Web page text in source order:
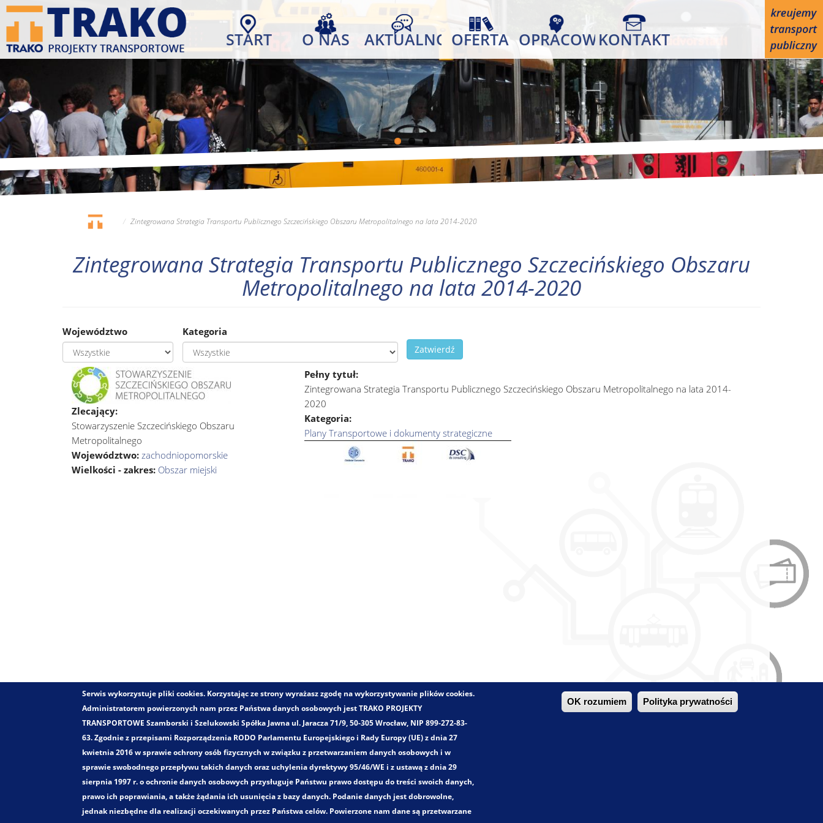
Przejdź
START O NAS AKTUALNOŚCIOFERTA OPRACOWANIAKONTAKT
Zintegrowana Strategia Transportu Publicznego Szczecińskiego Obszaru Metropolitalnego na lata 2014-2020
Zintegrowana Strategia Transportu Publicznego Szczecińskiego Obszaru
Metropolitalnego na lata 2014-2020
Województwo Kategoria
Zatwierdź
Zlecający:
Stowarzyszenie Szczecińskiego Obszaru
Metropolitalnego
Województwo: zachodniopomorskie
Wielkości - zakres: Obszar miejski
Pełny tytuł:
Zintegrowana Strategia Transportu Publicznego Szczecińskiego Obszaru Metropolitalnego na lata 2014-
2020
Kategoria:
Plany Transportowe i dokumenty strategiczne
Zakres opracowania:
Koncepcje rozwoju systemu transportowego w tym z planowaniem sieci transportowej
Doradztwo strategiczne
Serwis wykorzystuje pliki cookies. Korzystając ze strony wyrażasz zgodę na wykorzystywanie plików cookies.
Administratorem powierzonych nam przez Państwa danych osobowych jest TRAKO PROJEKTY
TRANSPORTOWE Szamborski i Szelukowski Spółka Jawna ul. Jaracza 71/9, 50-305 Wrocław, NIP 899-272-83-
63. Zgodnie z przepisami Rozporządzenia RODO Parlamentu Europejskiego i Rady Europy (UE) z dnia 27
kwietnia 2016 w sprawie ochrony osób fizycznych w związku z przetwarzaniem danych osobowych i w
sprawie swobodnego przepływu takich danych oraz uchylenia dyrektywy 95/46/WE i z ustawą z dnia 29
sierpnia 1997 r. o ochronie danych osobowych przysługuje Państwu prawo dostępu do treści swoich danych,
prawo ich poprawiania, a także żądania ich usunięcia z bazy danych. Podanie danych jest dobrowolne,
jednak niezbędne dla realizacji oczekiwanych przez Państwa celów. Powierzone nam dane są przetwarzane
OK rozumiem Polityka prywatności